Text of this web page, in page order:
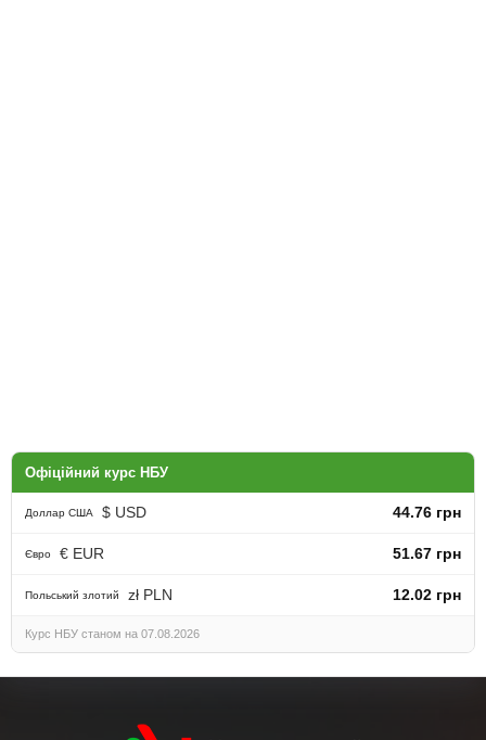
Офіційний курс НБУ
Доллар США $ USD 44.76 грн
Євро € EUR 51.67 грн
Польський злотий zł PLN 12.02 грн
Курс НБУ станом на 07.08.2026